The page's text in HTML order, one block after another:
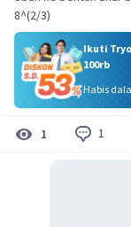
8^(2/3)
Ikuti
100rb
Habis
1 1